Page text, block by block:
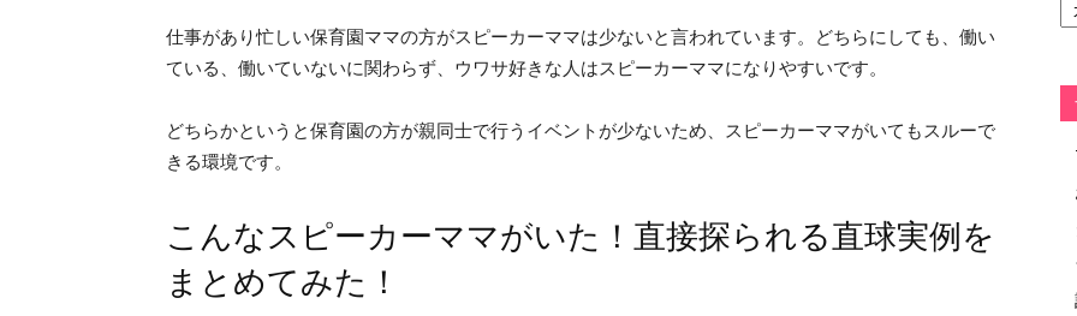
仕事があり忙しい保育園ママの方がスピーカーママは少ないと言われています。どちらにしても、働い
ている、働いていないに関わらず、ウワサ好きな人はスピーカーママになりやすいです。
どちらかというと保育園の方が親同士で行うイベントが少ないため、スピーカーママがいてもスルーで
きる環境です。
こんなスピーカーママがいた！直接探られる直球実例を
まとめてみた！
テ
ー